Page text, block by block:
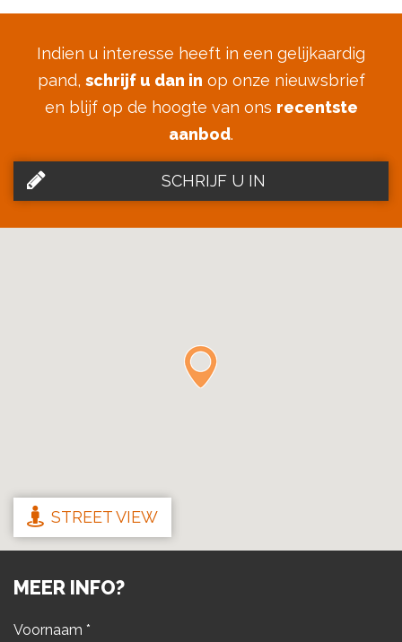
Indien u interesse heeft in een gelijkaardig
pand, schrijf u dan in op onze nieuwsbrief
en blijf op de hoogte van ons recentste
aanbod.
SCHRIJF U IN
STREET VIEW
MEER INFO?